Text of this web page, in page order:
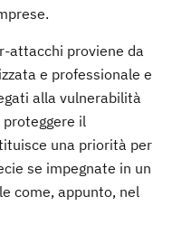
attacchi proviene da
e professionale e
alla vulnerabilità
il
una priorità per
se impegnate in un
come, appunto, nel